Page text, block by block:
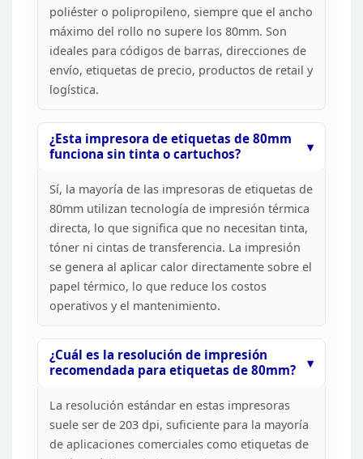
poliéster o polipropileno, siempre que el ancho
máximo del rollo no supere los 80mm. Son
ideales para códigos de barras, direcciones de
envío, etiquetas de precio, productos de retail y
logística.
¿Esta impresora de etiquetas de 80mm
funciona sin tinta o cartuchos?
Sí, la mayoría de las impresoras de etiquetas de
80mm utilizan tecnología de impresión térmica
directa, lo que significa que no necesitan tinta,
tóner ni cintas de transferencia. La impresión
se genera al aplicar calor directamente sobre el
papel térmico, lo que reduce los costos
operativos y el mantenimiento.
¿Cuál es la resolución de impresión
recomendada para etiquetas de 80mm?
La resolución estándar en estas impresoras
suele ser de 203 dpi, suficiente para la mayoría
de aplicaciones comerciales como etiquetas de